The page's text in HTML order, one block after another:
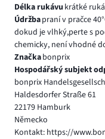
Délka rukávu krátké
Údržbapraní v pračce
dokud je vlhký,perte s
chemicky, není vhodné
Značkabonprix
Hospodářský subjekt
bonprix
Haldesdorfer Straße 61
22179 Hamburk
Německo
Kontakt: https://